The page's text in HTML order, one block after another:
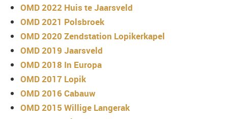
OMD 2022 Huis te Jaarsveld
OMD 2021 Polsbroek
OMD 2020 Zendstation Lopikerkapel
OMD 2019 Jaarsveld
OMD 2018 In Europa
OMD 2017 Lopik
OMD 2016 Cabauw
OMD 2015 Willige Langerak